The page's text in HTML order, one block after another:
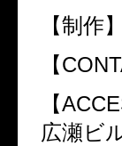
【制作
【
【
広瀬ビ